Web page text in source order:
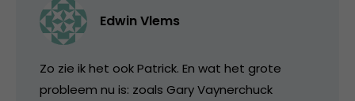
Edwin Vlems
Zo zie ik het ook Patrick. En wat het grote
probleem nu is: zoals Gary Vaynerchuck